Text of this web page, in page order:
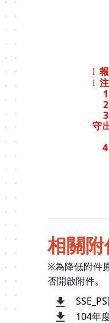
l
l
守
相關
※為降低附件
否開啟附件。
104年